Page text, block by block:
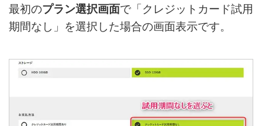
最初のプラン選択画面で「クレジットカード試用
期間なし」を選択した場合の画面表示です。